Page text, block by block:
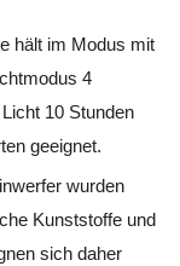
hält im Modus mit
4
10 Stunden
geeignet.
wurden
Kunststoffe und
sich daher